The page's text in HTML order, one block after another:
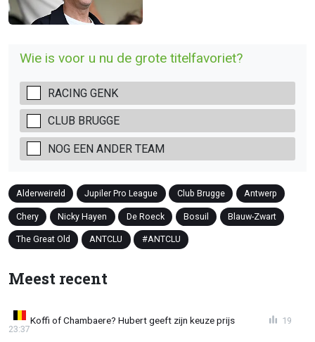
Wie is voor u nu de grote titelfavoriet?
RACING GENK
CLUB BRUGGE
NOG EEN ANDER TEAM
Alderweireld Jupiler Pro League Club Brugge Antwerp
Chery Nicky Hayen De Roeck Bosuil Blauw-Zwart
The Great Old ANTCLU #ANTCLU
Meest recent
Koffi of Chambaere? Hubert geeft zijn keuze prijs
23:37
19